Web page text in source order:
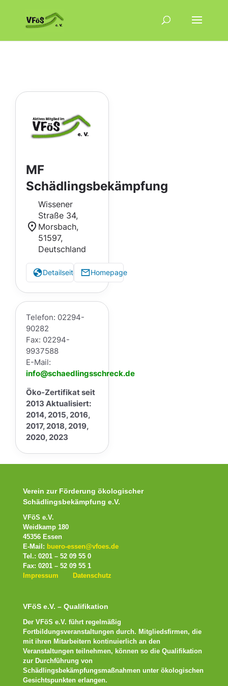
MF
Schädlingsbekämpfung
Wissener
Straße 34,
Morsbach,
51597,
Deutschland
Detailseite Homepage
Telefon: 02294-
90282
Fax: 02294-
9937588
E-Mail:
info@schaedlingsschreck.de
Öko-Zertifikat seit
2013 Aktualisiert:
2014, 2015, 2016,
2017, 2018, 2019,
2020, 2023
Verein zur Förderung ökologischer
Schädlingsbekämpfung e.V.
VFöS e.V.
Weidkamp 180
45356 Essen
E-Mail: buero-essen@vfoes.de
Tel.: 0201 – 52 09 55 0
Fax: 0201 – 52 09 55 1
Impressum
Datenschutz
VFöS e.V. – Qualifikation
Der VFöS e.V. führt regelmäßig
Fortbildungsveranstaltungen durch. Mitgliedsfirmen, die
mit ihren Mitarbeitern kontinuierlich an den
Veranstaltungen teilnehmen, können so die Qualifikation
zur Durchführung von
Schädlingsbekämpfungsmaßnahmen unter ökologischen
Gesichtspunkten erlangen.